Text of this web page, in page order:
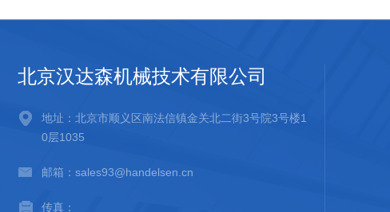
北京汉达森机械技术有限公司
地址：北京市顺义区南法信镇金关北二街3号院3号楼1
0层1035
邮箱：sales93@handelsen.cn
传真：